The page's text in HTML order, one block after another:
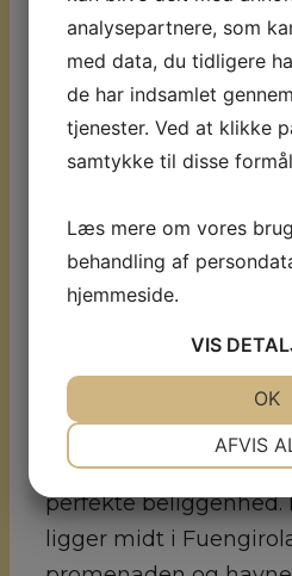
SKAL opleves.
4. Mijas(denne
21 nætter) – Turen går
Mijas, en klassisk hvid
ned af trappetrin.
butikker der sælger
og skønne lædervarer.
mulighed for, at købe
vil også være tid til, at
udsigtspunkter og
Hotel El Puerto er et
perfekte beliggenhed.
ligger midt i
analysepartnere, som
med data, du tidligere
de har indsamlet
tjenester. Ved at klikke
samtykke til disse
Læs mere om vores
behandling af
hjemmeside.
VIS
MARKETING
AFVIS
OK